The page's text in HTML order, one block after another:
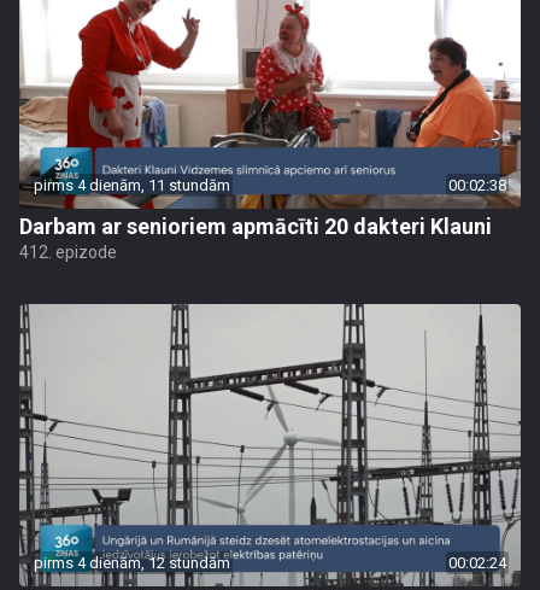
pirms 4 dienām, 11 stundām 00:02:38
Darbam ar senioriem apmācīti 20 dakteri Klauni
412. epizode
pirms 4 dienām, 12 stundām 00:02:24